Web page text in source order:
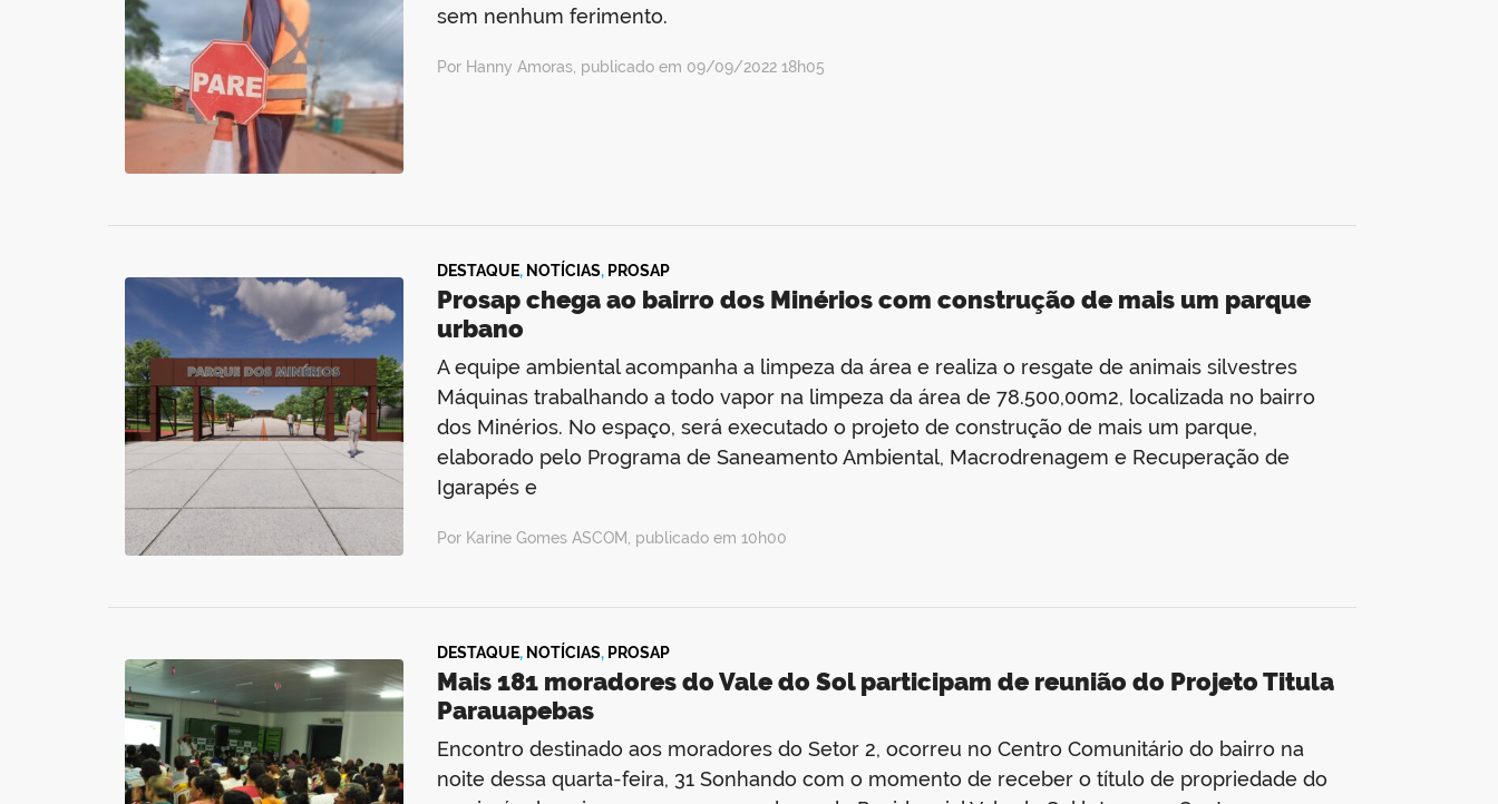
sem nenhum ferimento.
Por Hanny Amoras, publicado em 09/09/2022 18h05
DESTAQUE, NOTÍCIAS, PROSAP
Prosap chega ao bairro dos Minérios com construção de mais um parque
urbano
A equipe ambiental acompanha a limpeza da área e realiza o resgate de animais silvestres
Máquinas trabalhando a todo vapor na limpeza da área de 78.500,00m2, localizada no bairro
dos Minérios. No espaço, será executado o projeto de construção de mais um parque,
elaborado pelo Programa de Saneamento Ambiental, Macrodrenagem e Recuperação de
Igarapés e
Por Karine Gomes ASCOM, publicado em 10h00
DESTAQUE, NOTÍCIAS, PROSAP
Mais 181 moradores do Vale do Sol participam de reunião do Projeto Titula
Parauapebas
Encontro destinado aos moradores do Setor 2, ocorreu no Centro Comunitário do bairro na
noite dessa quarta-feira, 31 Sonhando com o momento de receber o título de propriedade do